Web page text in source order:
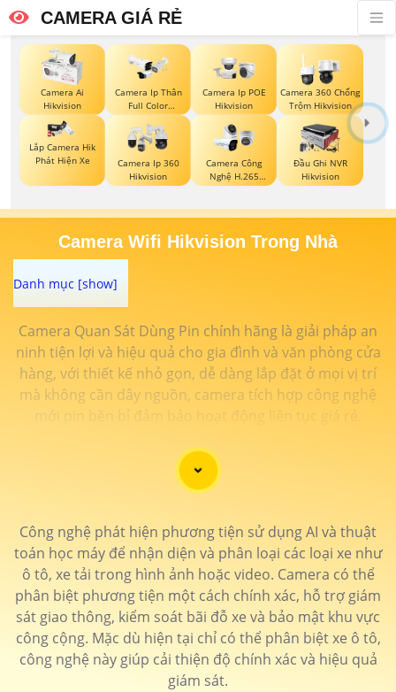
CAMERA GIÁ RẺ
Camera Ai
Hikvision
Camera Ip Thân
Full Color
Hikvision
Camera Ip POE
Hikvision
Camera 360 Chống
Trộm Hikvision
Lắp Camera Hik
Phát Hiện Xe
Camera Ip 360
Hikvision
Camera Công
Nghệ H.265
Hikvision
Đầu Ghi NVR
Hikvision
Camera Wifi Hikvision Trong Nhà
Camera Quan Sát Dùng Pin chính hãng là giải pháp an
ninh tiện lợi và hiệu quả cho gia đình và văn phòng cửa
hàng, với thiết kế nhỏ gọn, dễ dàng lắp đặt ở mọi vị trí
mà không cần dây nguồn, camera tích hợp công nghệ
mới pin bền bỉ đảm bảo hoạt động liên tục giá rẻ.
'
Công nghệ phát hiện phương tiện sử dụng AI và thuật
toán học máy để nhận diện và phân loại các loại xe như
ô tô, xe tải trong hình ảnh hoặc video. Camera có thể
phân biệt phương tiện một cách chính xác, hỗ trợ giám
sát giao thông, kiểm soát bãi đỗ xe và bảo mật khu vực
công cộng. Mặc dù hiện tại chỉ có thể phân biệt xe ô tô,
công nghệ này giúp cải thiện độ chính xác và hiệu quả
giám sát.